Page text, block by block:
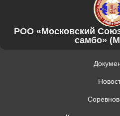
РОО «Московский
самбо»